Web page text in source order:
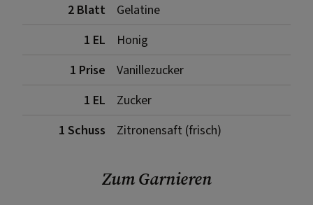
2 Blatt
Gelatine
1 EL
Honig
1 Prise
Vanillezucker
1 EL
Zucker
1 Schuss
Zitronensaft (frisch)
Zum Garnieren